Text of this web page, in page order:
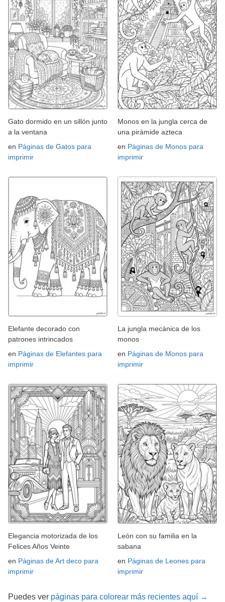
Gato dormido en un sillón junto
a la ventana
en Páginas de Gatos para
imprimir
Monos en la jungla cerca de
una pirámide azteca
en Páginas de Monos para
imprimir
Elefante decorado con
patrones intrincados
en Páginas de Elefantes para
imprimir
La jungla mecánica de los
monos
en Páginas de Monos para
imprimir
Elegancia motorizada de los
Felices Años Veinte
en Páginas de Art deco para
imprimir
León con su familia en la
sabana
en Páginas de Leones para
imprimir
Puedes ver páginas para colorear más recientes aquí →